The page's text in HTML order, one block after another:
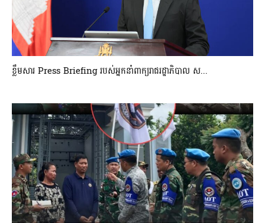
ខ្លឹមសារ Press Briefing របស់អ្នកនាំពាក្យរាជរដ្ឋាភិបាល ស...